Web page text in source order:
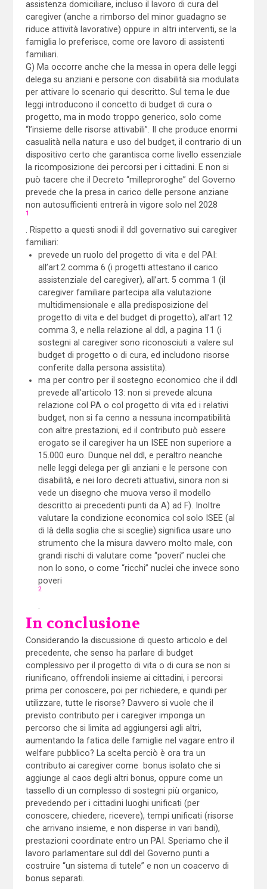
assistenza domiciliare, incluso il lavoro di cura del
caregiver (anche a rimborso del minor guadagno se
riduce attività lavorative) oppure in altri interventi, se la
famiglia lo preferisce, come ore lavoro di assistenti
familiari.
G) Ma occorre anche che la messa in opera delle leggi
delega su anziani e persone con disabilità sia modulata
per attivare lo scenario qui descritto. Sul tema le due
leggi introducono il concetto di budget di cura o
progetto, ma in modo troppo generico, solo come
“l’insieme delle risorse attivabili”. Il che produce enormi
casualità nella natura e uso del budget, il contrario di un
dispositivo certo che garantisca come livello essenziale
la ricomposizione dei percorsi per i cittadini. E non si
può tacere che il Decreto “milleproroghe” del Governo
prevede che la presa in carico delle persone anziane
non autosufficienti entrerà in vigore solo nel 2028
1
. Rispetto a questi snodi il ddl governativo sui caregiver
familiari:
prevede un ruolo del progetto di vita e del PAI:
all’art.2 comma 6 (i progetti attestano il carico
assistenziale del caregiver), all’art. 5 comma 1 (il
caregiver familiare partecipa alla valutazione
multidimensionale e alla predisposizione del
progetto di vita e del budget di progetto), all’art 12
comma 3, e nella relazione al ddl, a pagina 11 (i
sostegni al caregiver sono riconosciuti a valere sul
budget di progetto o di cura, ed includono risorse
conferite dalla persona assistita).
ma per contro per il sostegno economico che il ddl
prevede all’articolo 13: non si prevede alcuna
relazione col PA o col progetto di vita ed i relativi
budget, non si fa cenno a nessuna incompatibilità
con altre prestazioni, ed il contributo può essere
erogato se il caregiver ha un ISEE non superiore a
15.000 euro. Dunque nel ddl, e peraltro neanche
nelle leggi delega per gli anziani e le persone con
disabilità, e nei loro decreti attuativi, sinora non si
vede un disegno che muova verso il modello
descritto ai precedenti punti da A) ad F). Inoltre
valutare la condizione economica col solo ISEE (al
di là della soglia che si sceglie) significa usare uno
strumento che la misura davvero molto male, con
grandi rischi di valutare come “poveri” nuclei che
non lo sono, o come “ricchi” nuclei che invece sono
poveri
2
In conclusione
Considerando la discussione di questo articolo e del
precedente, che senso ha parlare di budget
complessivo per il progetto di vita o di cura se non si
riunificano, offrendoli insieme ai cittadini, i percorsi
prima per conoscere, poi per richiedere, e quindi per
utilizzare, tutte le risorse? Davvero si vuole che il
previsto contributo per i caregiver imponga un
percorso che si limita ad aggiungersi agli altri,
aumentando la fatica delle famiglie nel vagare entro il
welfare pubblico? La scelta perciò è ora tra un
contributo ai caregiver come bonus isolato che si
aggiunge al caos degli altri bonus, oppure come un
tassello di un complesso di sostegni più organico,
prevedendo per i cittadini luoghi unificati (per
conoscere, chiedere, ricevere), tempi unificati (risorse
che arrivano insieme, e non disperse in vari bandi),
prestazioni coordinate entro un PAI. Speriamo che il
lavoro parlamentare sul ddl del Governo punti a
costruire “un sistema di tutele” e non un coacervo di
bonus separati.